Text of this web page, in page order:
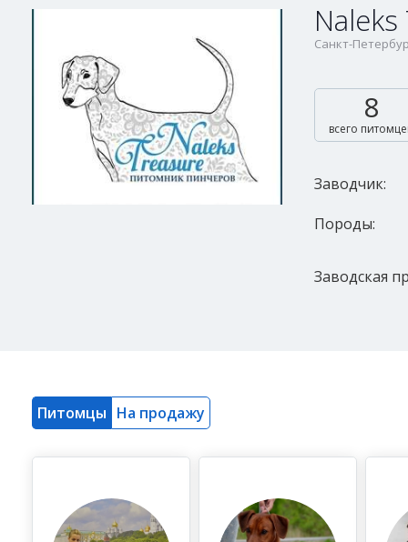
Санкт-
8
всего
Заводчик:
Породы:
Заводская
Питомцы На продажу